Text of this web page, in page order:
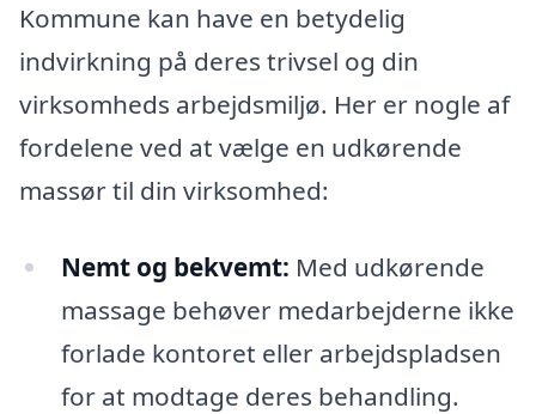
Kommune kan have en betydelig
indvirkning på deres trivsel og din
virksomheds arbejdsmiljø. Her er nogle af
fordelene ved at vælge en udkørende
massør til din virksomhed:
Nemt og bekvemt: Med udkørende
massage behøver medarbejderne ikke
forlade kontoret eller arbejdspladsen
for at modtage deres behandling.